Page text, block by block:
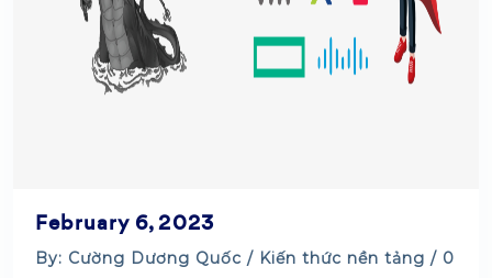
February 6, 2023
By: Cường Dương Quốc / Kiến thức nền tảng / 0